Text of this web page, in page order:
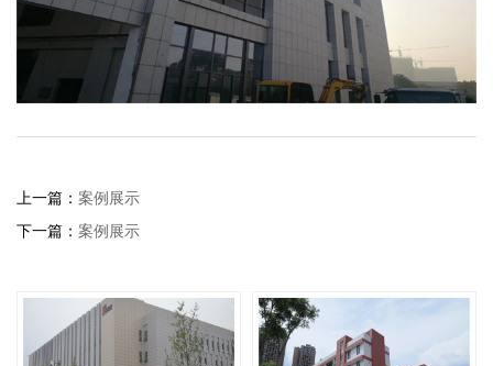
上一篇： 案例展示
下一篇： 案例展示